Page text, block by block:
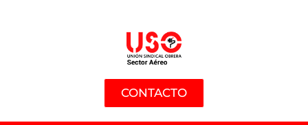
CONTACTO